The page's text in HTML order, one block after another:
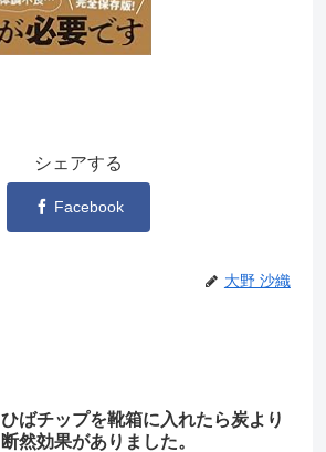
シェアする
Facebook
大野 沙織
ひばチップを靴箱に入れたら炭より
断然効果がありました。